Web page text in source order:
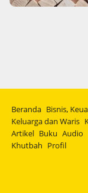
Beranda Bisnis,
Keluarga dan Waris
Artikel Buku Audio
Khutbah Profil